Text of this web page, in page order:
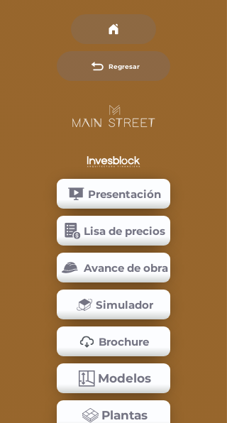
Regresar
Presentación
Lisa de precios
Avance de obra
Simulador
Brochure
Modelos
Plantas